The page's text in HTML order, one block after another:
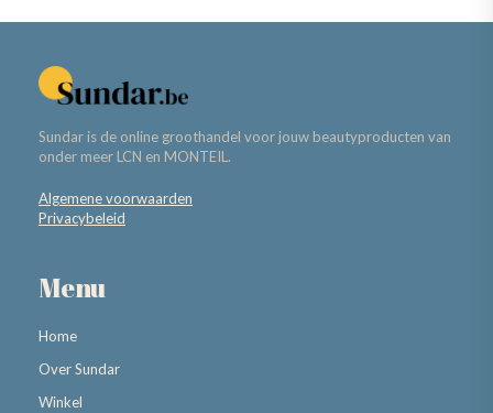
Sundar is de online groothandel voor jouw beautyproducten van
onder meer LCN en MONTEIL.
Algemene voorwaarden
Privacybeleid
Menu
Home
Over Sundar
Winkel